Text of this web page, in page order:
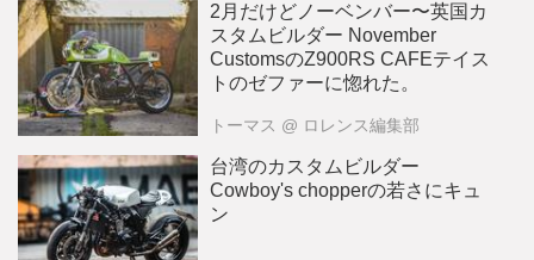
2月だけどノーベンバー〜英国カ
スタムビルダー November
CustomsのZ900RS CAFEテイス
トのゼファーに惚れた。
トーマス @ ロレンス編集部
台湾のカスタムビルダー
Cowboy's chopperの若さにキュ
ン